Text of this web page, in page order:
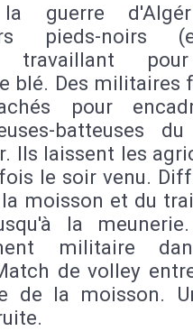
la guerre
pieds-noirs
travaillant
blé. Des militaires
pour
batteuses
Ils laissent les
le soir venu.
moisson et du
la
militaire
de volley
de la moisson.